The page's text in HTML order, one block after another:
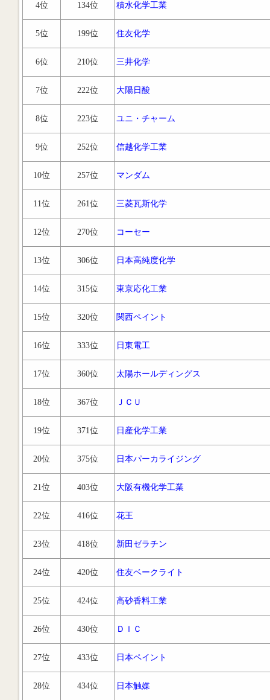
4位 134位 積水化学工業
5位 199位 住友化学
6位 210位 三井化学
7位 222位 大陽日酸
8位 223位 ユニ・チャーム
9位 252位 信越化学工業
10位 257位 マンダム
11位 261位 三菱瓦斯化学
12位 270位 コーセー
13位 306位 日本高純度化学
14位 315位 東京応化工業
15位 320位 関西ペイント
16位 333位 日東電工
17位 360位 太陽ホールディングス
18位 367位 ＪＣＵ
19位 371位 日産化学工業
20位 375位 日本パーカライジング
21位 403位 大阪有機化学工業
22位 416位 花王
23位 418位 新田ゼラチン
24位 420位 住友ベークライト
25位 424位 高砂香料工業
26位 430位 ＤＩＣ
27位 433位 日本ペイント
28位 434位 日本触媒